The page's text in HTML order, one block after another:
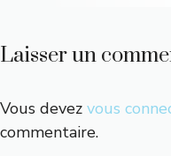
Laisser un
Vous devez vous
commentaire.